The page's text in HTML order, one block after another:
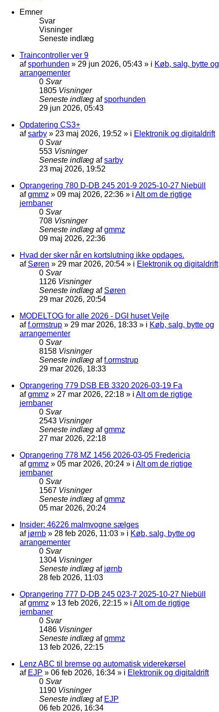
Emner
Svar
Visninger
Seneste indlæg
Traincontroller ver 9
afsporhunden » 29 jun 2026, 05:43 » i Køb, salg, bytte og
arrangementer
0 Svar
1805 Visninger
Seneste indlæg afsporhunden
29 jun 2026, 05:43
Opdatering CS3+
afsarby » 23 maj 2026, 19:52 » i Elektronik og digitaldrift
0 Svar
553 Visninger
Seneste indlæg afsarby
23 maj 2026, 19:52
Oprangering 780 D-DB 245 201-9 2025-10-27 Niebüll
afgmmz » 09 maj 2026, 22:36 » i Alt om de rigtige
jernbaner
0 Svar
708 Visninger
Seneste indlæg afgmmz
09 maj 2026, 22:36
Hvad der sker når en kortslutning ikke opdages.
af Søren » 29 mar 2026, 20:54 » i Elektronik og digitaldrift
0 Svar
1126 Visninger
Seneste indlæg af Søren
29 mar 2026, 20:54
MODELTOG for alle 2026 - DGI huset Vejle
aff.ormstrup » 29 mar 2026, 18:33 » i Køb, salg, bytte og
arrangementer
0 Svar
8158 Visninger
Seneste indlæg aff.ormstrup
29 mar 2026, 18:33
Oprangering 779 DSB EB 3320 2026-03-19 Fa
afgmmz » 27 mar 2026, 22:18 » i Alt om de rigtige
jernbaner
0 Svar
2543 Visninger
Seneste indlæg afgmmz
27 mar 2026, 22:18
Oprangering 778 MZ 1456 2026-03-05 Fredericia
afgmmz » 05 mar 2026, 20:24 » i Alt om de rigtige
jernbaner
0 Svar
1567 Visninger
Seneste indlæg afgmmz
05 mar 2026, 20:24
Insider: 46226 malmvogne sælges
af jørnb » 28 feb 2026, 11:03 » i Køb, salg, bytte og
arrangementer
0 Svar
1304 Visninger
Seneste indlæg af jørnb
28 feb 2026, 11:03
Oprangering 777 D-DB 245 023-7 2025-10-27 Niebüll
afgmmz » 13 feb 2026, 22:15 » i Alt om de rigtige
jernbaner
0 Svar
1486 Visninger
Seneste indlæg afgmmz
13 feb 2026, 22:15
Lenz ABC til bremse og automatisk viderekørsel
af EJP » 06 feb 2026, 16:34 » i Elektronik og digitaldrift
0 Svar
1190 Visninger
Seneste indlæg af EJP
06 feb 2026, 16:34